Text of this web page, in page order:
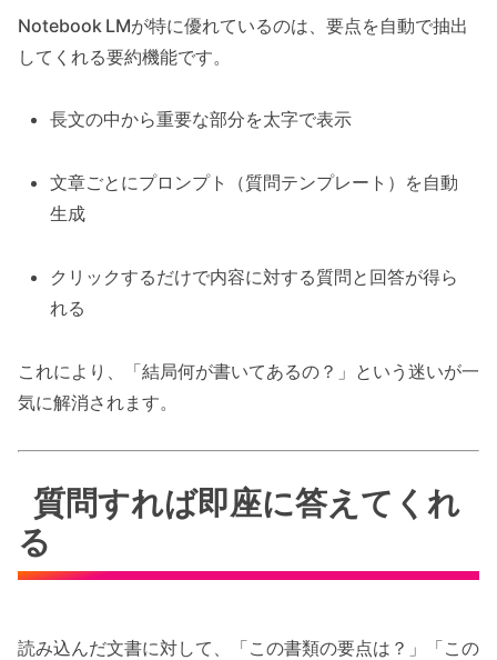
Notebook LMが特に優れているのは、要点を自動で抽出
してくれる要約機能です。
長文の中から重要な部分を太字で表示
文章ごとにプロンプト（質問テンプレート）を自動
生成
クリックするだけで内容に対する質問と回答が得ら
れる
これにより、「結局何が書いてあるの？」という迷いが一
気に解消されます。
質問すれば即座に答えてくれ
る
読み込んだ文書に対して、「この書類の要点は？」「この